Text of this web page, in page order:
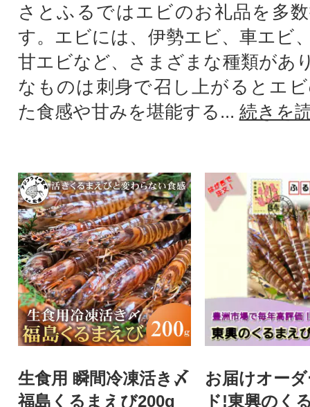
さとふるではエビのお礼品を多
す。エビには、伊勢エビ、車エビ
甘エビなど、さまざまな種類があ
なものは刺身で召し上がるとエ
た食感や甘みを堪能する... 続きを
生食用 瞬間冷凍活き〆
福島くるまえび200g
お届けオー
ド!東興のく